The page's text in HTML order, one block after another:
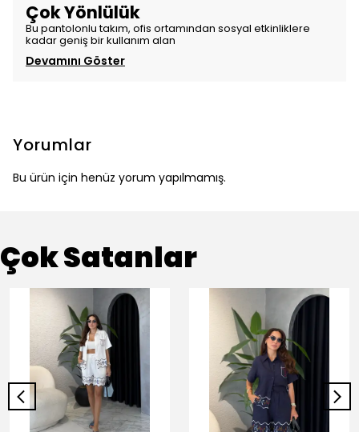
Çok Yönlülük
Bu pantolonlu takım, ofis ortamından sosyal etkinliklere
kadar geniş bir kullanım alan
Devamını Göster
Yorumlar
Bu ürün için henüz yorum yapılmamış.
Çok Satanlar